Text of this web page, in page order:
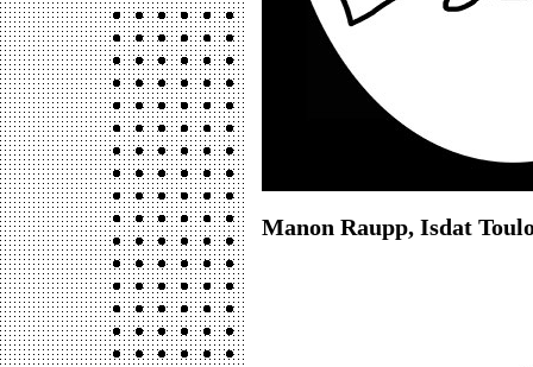
Manon Raupp, Isdat